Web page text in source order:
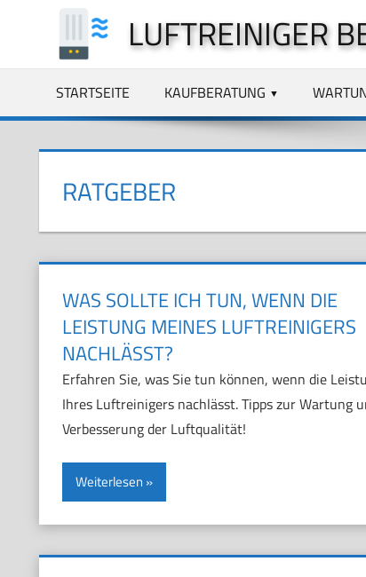
springen
LUFTREINIGER
STARTSEITE KAUFBERATUNG
RATGEBER
WAS SOLLTE ICH TUN, WENN DIE
LEISTUNG MEINES LUFTREINIGERS
NACHLÄSST?
Erfahren Sie, was Sie tun können, wenn die
Ihres Luftreinigers nachlässt. Tipps zur Wartung
Verbesserung der Luftqualität!
Weiterlesen